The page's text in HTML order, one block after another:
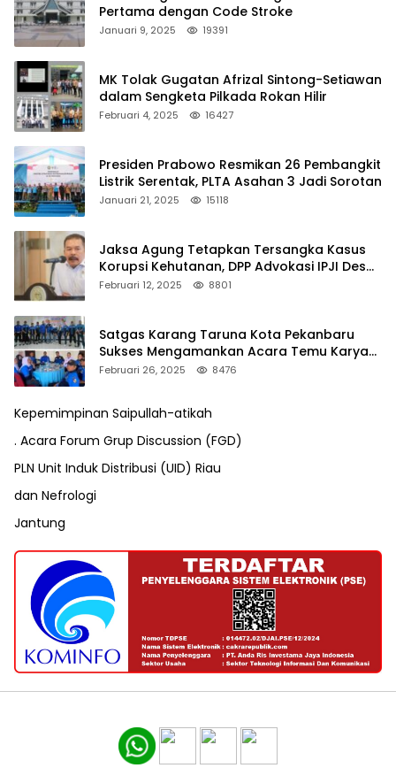
Pertama dengan Code Stroke
Januari 9, 2025 19391
MK Tolak Gugatan Afrizal Sintong-Setiawan
dalam Sengketa Pilkada Rokan Hilir
Februari 4, 2025 16427
Presiden Prabowo Resmikan 26 Pembangkit
Listrik Serentak, PLTA Asahan 3 Jadi Sorotan
Januari 21, 2025 15118
Jaksa Agung Tetapkan Tersangka Kasus
Korupsi Kehutanan, DPP Advokasi IPJI Desak
Pengusutan Pajak RAPP
Februari 12, 2025 8801
Satgas Karang Taruna Kota Pekanbaru
Sukses Mengamankan Acara Temu Karya
VII Karang Taruna Pekanbaru
Februari 26, 2025 8476
Kepemimpinan Saipullah-atikah
. Acara Forum Grup Discussion (FGD)
PLN Unit Induk Distribusi (UID) Riau
dan Nefrologi
Jantung